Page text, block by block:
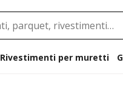
Rivestimenti per muretti